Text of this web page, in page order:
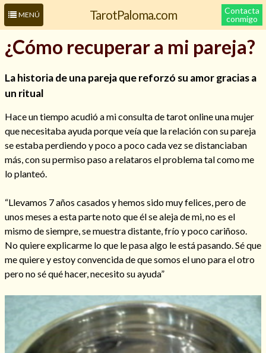
MENÚ TarotPaloma.com
Contacta
conmigo
Leer más sobre mí
Hechizos de amor
¿Cómo recuperar a mi pareja?
La historia de una pareja que reforzó su amor gracias a
un ritual
Hace un tiempo acudió a mi consulta de tarot online una mujer
que necesitaba ayuda porque veía que la relación con su pareja
se estaba perdiendo y poco a poco cada vez se distanciaban
más, con su permiso paso a relataros el problema tal como me
lo planteó.
“Llevamos 7 años casados y hemos sido muy felices, pero de
unos meses a esta parte noto que él se aleja de mi, no es el
mismo de siempre, se muestra distante, frío y poco cariñoso.
No quiere explicarme lo que le pasa algo le está pasando. Sé que
me quiere y estoy convencida de que somos el uno para el otro
pero no sé qué hacer, necesito su ayuda”